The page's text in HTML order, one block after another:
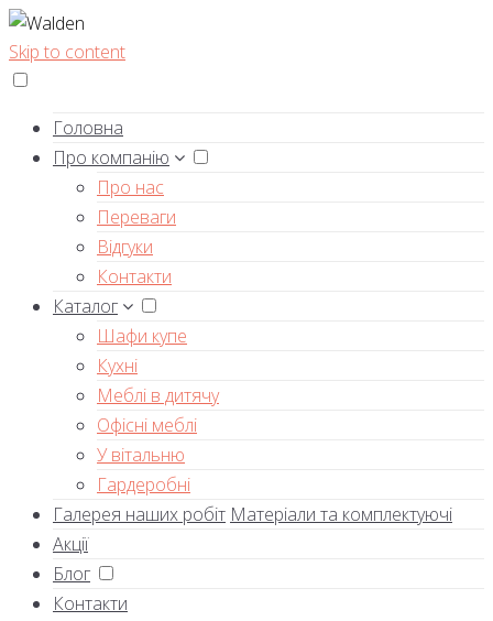
Skip to content
Головна
Про компанію
Про нас
Переваги
Відгуки
Контакти
Каталог
Шафи купе
Кухні
Меблі в дитячу
Офісні меблі
У вітальню
Гардеробні
Галерея наших робіт Матеріали та комплектуючі
Акції
Блог
Контакти